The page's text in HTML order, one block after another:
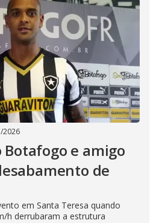
2026
Botafogo e amigo
de
em Santa Teresa quando
h derrubaram a estrutura